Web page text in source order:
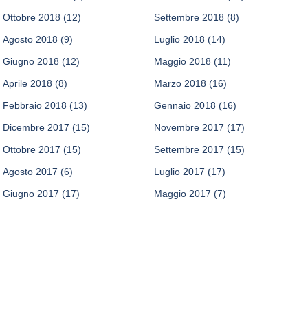
Ottobre 2018 (12) Settembre 2018 (8)
Agosto 2018 (9) Luglio 2018 (14)
Giugno 2018 (12) Maggio 2018 (11)
Aprile 2018 (8) Marzo 2018 (16)
Febbraio 2018 (13) Gennaio 2018 (16)
Dicembre 2017 (15) Novembre 2017 (17)
Ottobre 2017 (15) Settembre 2017 (15)
Agosto 2017 (6) Luglio 2017 (17)
Giugno 2017 (17) Maggio 2017 (7)